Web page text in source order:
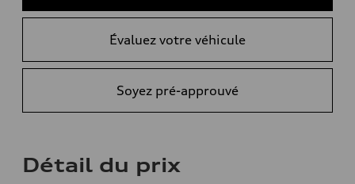
Évaluez votre véhicule
Soyez pré-approuvé
Détail du prix